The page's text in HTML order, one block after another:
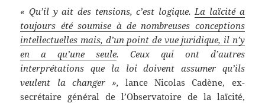
« Qu’il y ait des tensions, c’est logique. La laïcité a
toujours été soumise à de nombreuses conceptions
intellectuelles mais, d’un point de vue juridique, il n’y
en a qu’une seule. Ceux qui ont d’autres
interprétations que la loi doivent assumer qu’ils
veulent la changer », lance Nicolas Cadène, ex-
secrétaire général de l’Observatoire de la laïcité,